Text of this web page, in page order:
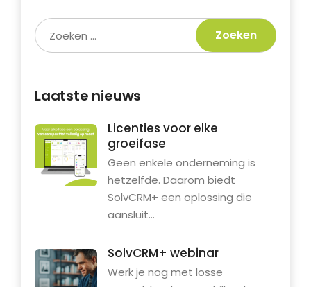
Laatste nieuws
Licenties voor elke
groeifase
Geen enkele onderneming is
hetzelfde. Daarom biedt
SolvCRM+ een oplossing die
aansluit...
SolvCRM+ webinar
Werk je nog met losse